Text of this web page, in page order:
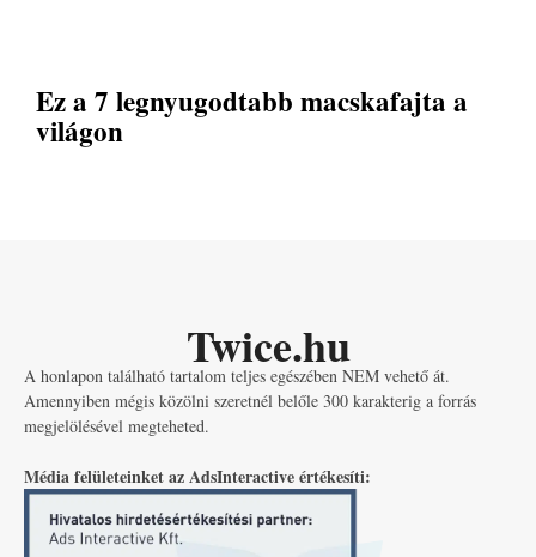
Ez a 7 legnyugodtabb macskafajta a
világon
Twice.hu
A honlapon található tartalom teljes egészében NEM vehető át.
Amennyiben mégis közölni szeretnél belőle 300 karakterig a forrás
megjelölésével megteheted.
Média felületeinket az AdsInteractive értékesíti: